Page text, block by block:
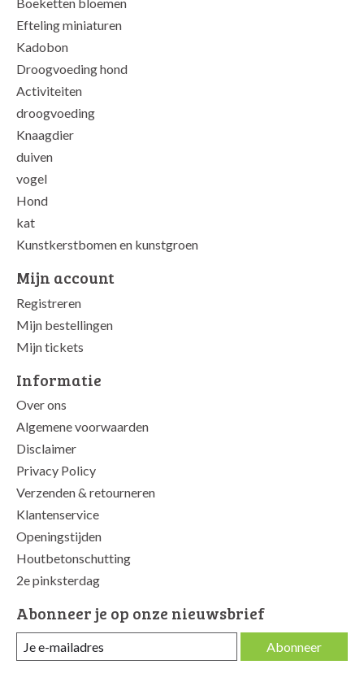
Efteling miniaturen
Kadobon
Droogvoeding hond
Activiteiten
droogvoeding
Knaagdier
duiven
vogel
Hond
kat
Kunstkerstbomen en kunstgroen
Mijn account
Registreren
Mijn bestellingen
Mijn tickets
Informatie
Over ons
Algemene voorwaarden
Disclaimer
Privacy Policy
Verzenden & retourneren
Klantenservice
Openingstijden
Houtbetonschutting
2e pinksterdag
Abonneer je op onze nieuwsbrief
Abonneer